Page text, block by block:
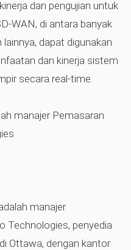
dan pengujian untuk
WAN, di antara banyak
dapat digunakan
dan kinerja sistem
secara real-time.
manajer Pemasaran
manajer
Technologies, penyedia
Ottawa, dengan kantor